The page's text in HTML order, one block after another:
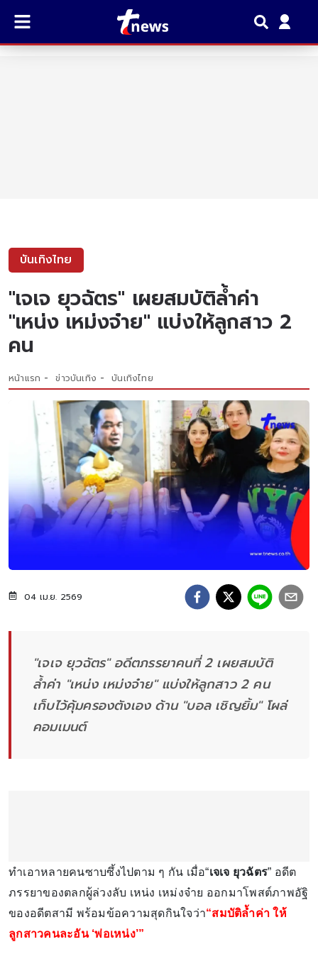
บันเทิงไทย
"เจเจ ยุวฉัตร" เผยสมบัติล้ำค่า
"เหน่ง เหม่งจ๋าย" แบ่งให้ลูกสาว 2
คน
หน้าแรก ข่าวบันเทิง บันเทิงไทย
04 เม.ย. 2569
"เจเจ ยุวฉัตร" อดีตภรรยาคนที่ 2 เผยสมบัติ
ล้ำค่า "เหน่ง เหม่งจ๋าย" แบ่งให้ลูกสาว 2 คน
เก็บไว้คุ้มครองตังเอง ด้าน "บอล เชิญยิ้ม" โผล่
คอมเมนต์
ทำเอาหลายคนซาบซึ้งไปตาม ๆ กัน เมื่อ“เจเจ ยุวฉัตร” อดีต
ภรรยาของตลกผู้ล่วงลับ เหน่ง เหม่งจ๋าย ออกมาโพสต์ภาพอัฐิ
ของอดีตสามี พร้อมข้อความสุดกินใจว่า“สมบัติล้ำค่า ให้
ลูกสาวคนละอัน ‘พ่อเหน่ง’”